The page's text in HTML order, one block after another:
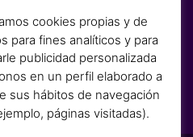
DAGO NETWORK
cookies propias y de
para fines analíticos y para
publicidad personalizada
en un perfil elaborado a
sus hábitos de navegación
páginas visitadas).